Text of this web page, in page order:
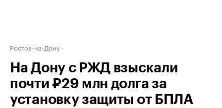
Ростов-на-Дону
На Дону с РЖД взыскали
почти ₽29 млн долга за
установку защиты от БПЛА